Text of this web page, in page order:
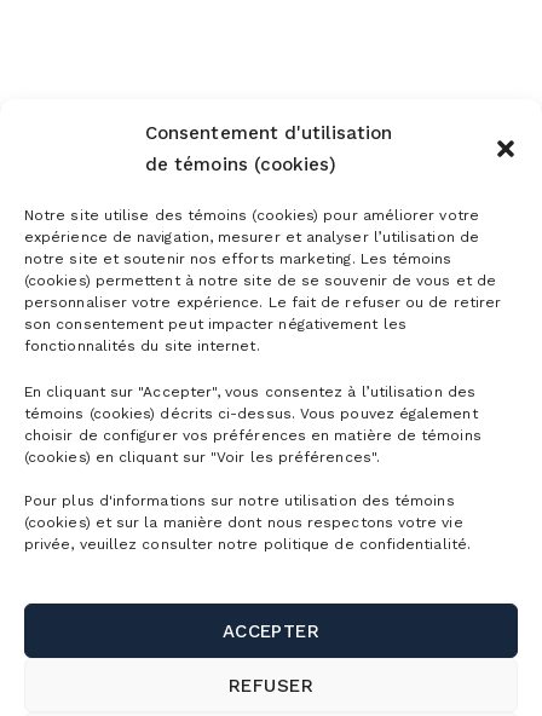
Consentement d'utilisation
de témoins (cookies)
Notre site utilise des témoins (cookies) pour améliorer votre
expérience de navigation, mesurer et analyser l’utilisation de
notre site et soutenir nos efforts marketing. Les témoins
(cookies) permettent à notre site de se souvenir de vous et de
personnaliser votre expérience. Le fait de refuser ou de retirer
son consentement peut impacter négativement les
fonctionnalités du site internet.
En cliquant sur "Accepter", vous consentez à l’utilisation des
témoins (cookies) décrits ci-dessus. Vous pouvez également
choisir de configurer vos préférences en matière de témoins
(cookies) en cliquant sur "Voir les préférences".
Pour plus d'informations sur notre utilisation des témoins
(cookies) et sur la manière dont nous respectons votre vie
privée, veuillez consulter notre politique de confidentialité.
ACCEPTER
REFUSER